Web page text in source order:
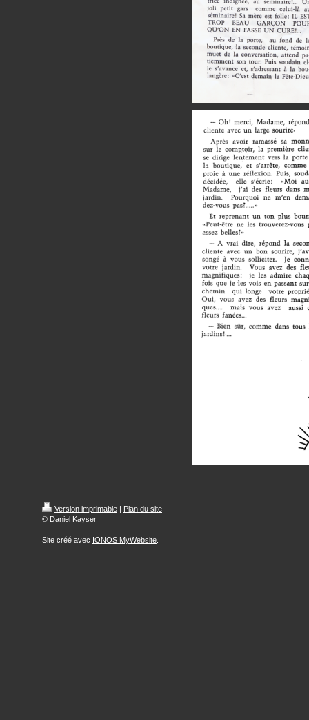
Version imprimable | Plan du site
© Daniel Kayser
Site créé avec IONOS MyWebsite